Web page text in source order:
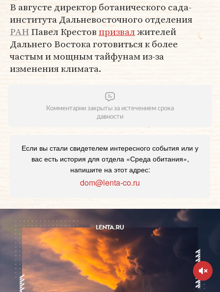
В августе директор ботанического сада-
института Дальневосточного отделения
РАНПавел Крестовпризвалжителей
Дальнего Востока готовиться к более
частым и мощным тайфунам из-за
изменения климата.
Комментарии закрыты за истечением срока
давности
Если вы стали свидетелем интересного события или у
вас есть история для отдела «Среда обитания»,
напишите на этот адрес:
dom@lenta-co.ru